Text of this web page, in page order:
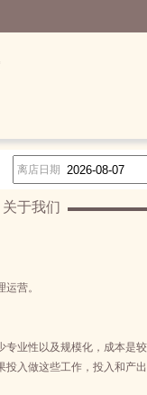
离店日期
关于我们
营。
业性以及规模化，成本是
入做这些工作，投入和产